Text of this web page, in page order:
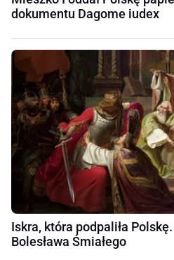
dokumentu Dagome iudex
Iskra, która podpaliła
Bolesława Śmiałego